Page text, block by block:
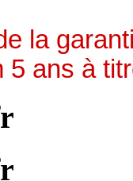
la
5 ans à